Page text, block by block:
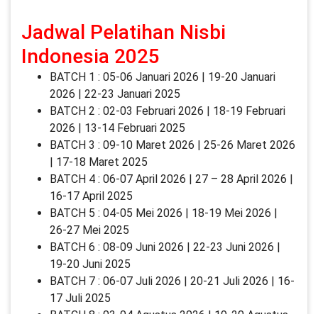
Jadwal Pelatihan Nisbi
Indonesia 2025
BATCH 1 : 05-06 Januari 2026 | 19-20 Januari
2026 | 22-23 Januari 2025
BATCH 2 : 02-03 Februari 2026 | 18-19 Februari
2026 | 13-14 Februari 2025
BATCH 3 : 09-10 Maret 2026 | 25-26 Maret 2026
| 17-18 Maret 2025
BATCH 4 : 06-07 April 2026 | 27 – 28 April 2026 |
16-17 April 2025
BATCH 5 : 04-05 Mei 2026 | 18-19 Mei 2026 |
26-27 Mei 2025
BATCH 6 : 08-09 Juni 2026 | 22-23 Juni 2026 |
19-20 Juni 2025
BATCH 7 : 06-07 Juli 2026 | 20-21 Juli 2026 | 16-
17 Juli 2025